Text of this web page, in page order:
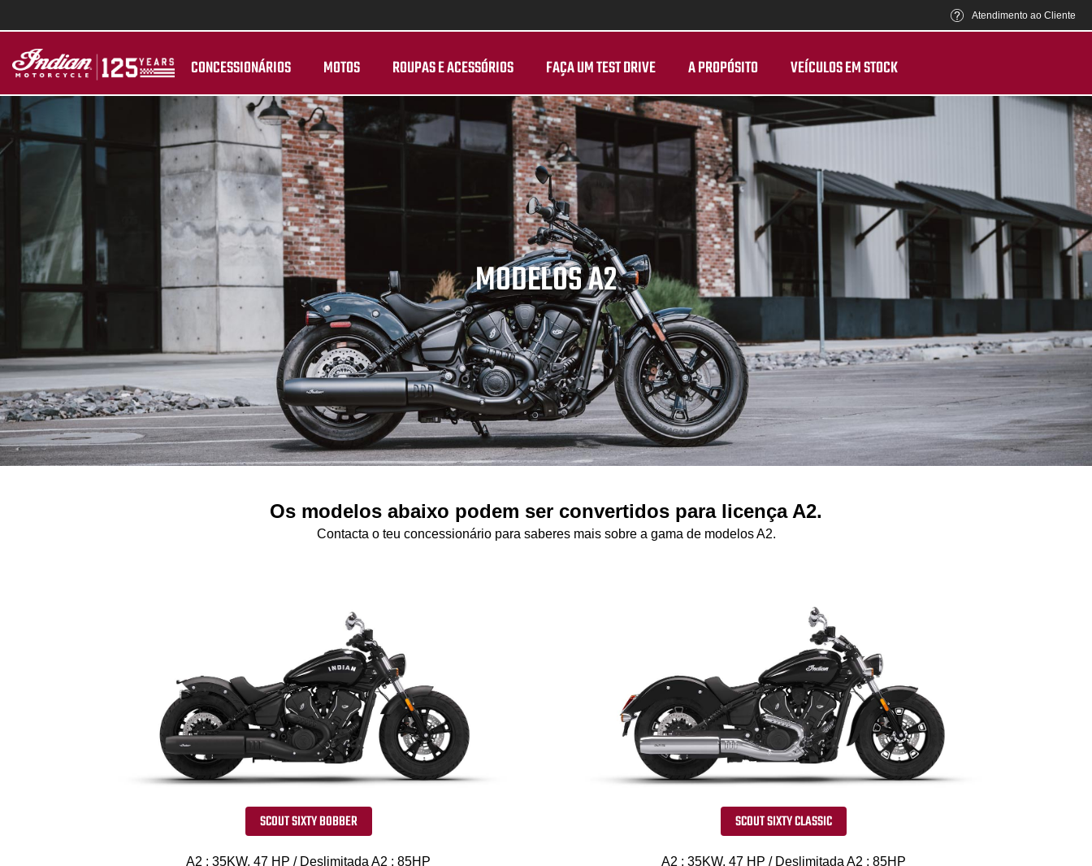
Atendimento ao Cliente
CONCESSIONÁRIOS MOTOS ROUPAS E ACESSÓRIOS FAÇA UM TEST DRIVE A PROPÓSITO VEÍCULOS EM STOCK
MODELOS A2
Os modelos abaixo podem ser convertidos para licença A2.
Contacta o teu concessionário para saberes mais sobre a gama de modelos A2.
SCOUT SIXTY BOBBER
A2 : 35KW, 47 HP / Deslimitada A2 : 85HP
SCOUT SIXTY CLASSIC
A2 : 35KW, 47 HP / Deslimitada A2 : 85HP